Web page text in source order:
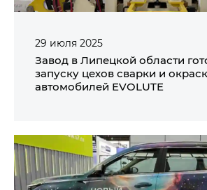
29 июля 2025
Завод в Липецкой области
запуску цехов сварки и
автомобилей EVOLUTE